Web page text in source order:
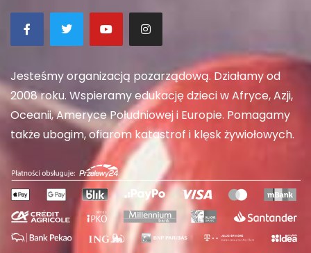
Jesteśmy organizacją pozarządową. Działamy od
2008 roku. Wspieramy edukację dzieci w Afryce, Azji,
Oceanii, Ameryce Południowej i Europie. Pomagamy
także ubogim, ofiarom katastrof i klęsk żywiołowych.